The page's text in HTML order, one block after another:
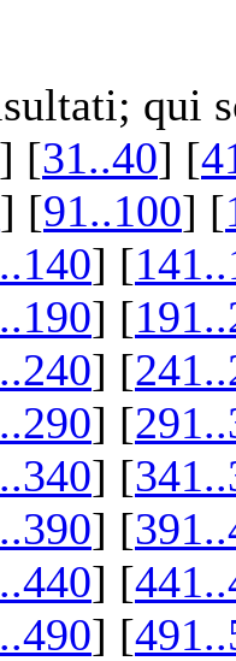
qui
] [31..40] [
] [91..100] [
] [
] [
] [
] [
] [
] [
] [
] [